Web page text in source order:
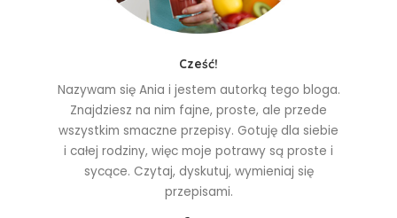
Cześć!
Nazywam się Ania i jestem autorką tego bloga.
Znajdziesz na nim fajne, proste, ale przede
wszystkim smaczne przepisy. Gotuję dla siebie
i całej rodziny, więc moje potrawy są proste i
sycące. Czytaj, dyskutuj, wymieniaj się
przepisami.